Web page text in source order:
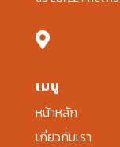

เมนู
หน้าหลัก
เกี่ยวกับเรา